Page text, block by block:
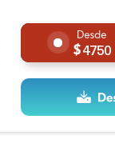
4750